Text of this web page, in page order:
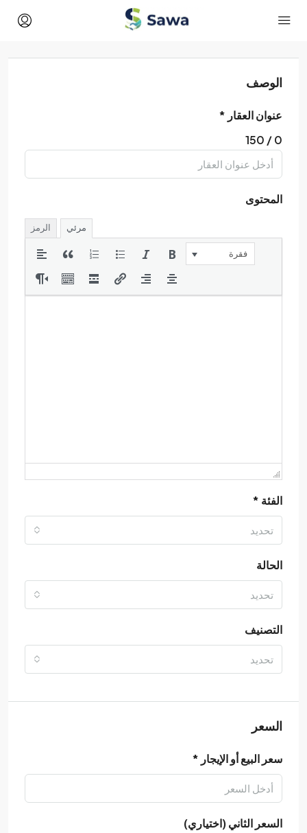
الوصف
عنوان العقار *
0
/ 150
المحتوى
مرئي الرمز
فقرة
الفئة *
تحديد
الحالة
تحديد
التصنيف
تحديد
السعر
سعر البيع أو الإيجار *
السعر الثاني (اختياري)